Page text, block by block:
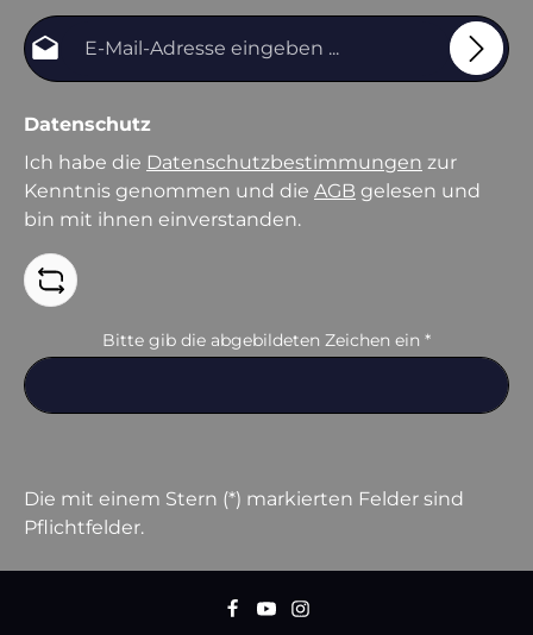
Datenschutz
Ich habe die Datenschutzbestimmungen zur
Kenntnis genommen und die AGB gelesen und
bin mit ihnen einverstanden.
Bitte gib die abgebildeten Zeichen ein *
Die mit einem Stern (*) markierten Felder sind
Pflichtfelder.